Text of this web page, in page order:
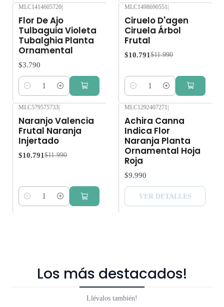
MLC1414605720|
Flor De Ajo
Tulbaguia Violeta
Tubalghia Planta
Ornamental
$3.790
Cantidad
MLC1498690551 |
Ciruelo D'agen
Ciruela Árbol
Frutal
$10.791 $11.990
Cantidad
MLC579575733|
Naranjo Valencia
Frutal Naranja
Injertado
$10.791 $11.990
Cantidad
MLC1292407271|
Achira Canna
Indica Flor
Naranja Planta
Ornamental Hoja
Roja
$9.990
VER DETALLES
Los más destacados!
Llévalos también!